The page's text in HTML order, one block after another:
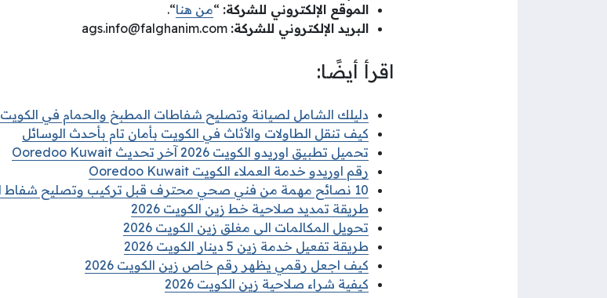
الموقع الإلكتروني للشركة:
“من هنا“.
البريد الإلكتروني للشركة:
ags.info@falghanim.com
اقرأ أيضًا:
دليلك الشامل لصيانة وتصليح شفاطات المطبخ والحمام في الكويت
كيف تنقل الطاولات والأثاث في الكويت بأمان تام بأحدث الوسائل
تحميل تطبيق اوريدو الكويت 2026 آخر تحديث Ooredoo Kuwait
رقم اوريدو خدمة العملاء الكويت Ooredoo Kuwait
10 نصائح مهمة من فني صحي محترف قبل تركيب وتصليح شفاط الحمام ومضخات المياه
طريقة تمديد صلاحية خط زين الكويت 2026
تحويل المكالمات الى مغلق زين الكويت 2026
طريقة تفعيل خدمة زين 5 دينار الكويت 2026
كيف اجعل رقمي يظهر رقم خاص زين الكويت 2026
كيفية شراء صلاحية زين الكويت 2026